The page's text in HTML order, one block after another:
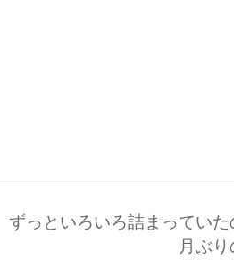
ずっといろいろ詰まっていた
月ぶ